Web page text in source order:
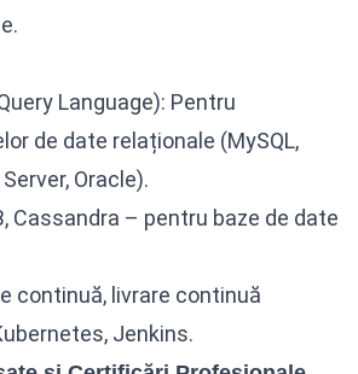
Language): Pentru
de date relaționale (MySQL,
Oracle).
Cassandra – pentru baze de date
continuă, livrare continuă
Jenkins.